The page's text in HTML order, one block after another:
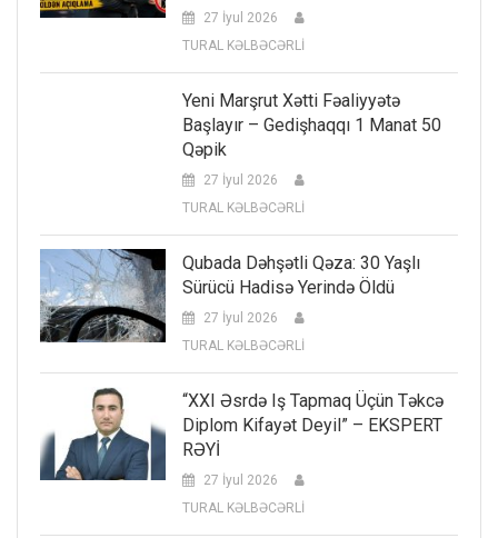
27 İyul 2026
TURAL KƏLBƏCƏRLİ
Yeni Marşrut Xətti Fəaliyyətə
Başlayır – Gedişhaqqı 1 Manat 50
Qəpik
27 İyul 2026
TURAL KƏLBƏCƏRLİ
Qubada Dəhşətli Qəza: 30 Yaşlı
Sürücü Hadisə Yerində Öldü
27 İyul 2026
TURAL KƏLBƏCƏRLİ
“XXI Əsrdə Iş Tapmaq Üçün Təkcə
Diplom Kifayət Deyil” – EKSPERT
RƏYİ
27 İyul 2026
TURAL KƏLBƏCƏRLİ